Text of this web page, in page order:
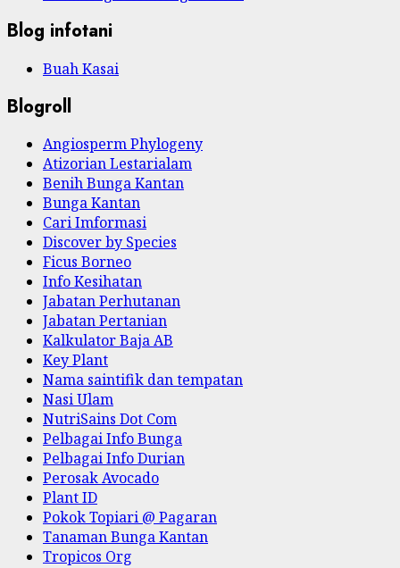
Blog infotani
Buah Kasai
Blogroll
Angiosperm Phylogeny
Atizorian Lestarialam
Benih Bunga Kantan
Bunga Kantan
Cari Imformasi
Discover by Species
Ficus Borneo
Info Kesihatan
Jabatan Perhutanan
Jabatan Pertanian
Kalkulator Baja AB
Key Plant
Nama saintifik dan tempatan
Nasi Ulam
NutriSains Dot Com
Pelbagai Info Bunga
Pelbagai Info Durian
Perosak Avocado
Plant ID
Pokok Topiari @ Pagaran
Tanaman Bunga Kantan
Tropicos Org